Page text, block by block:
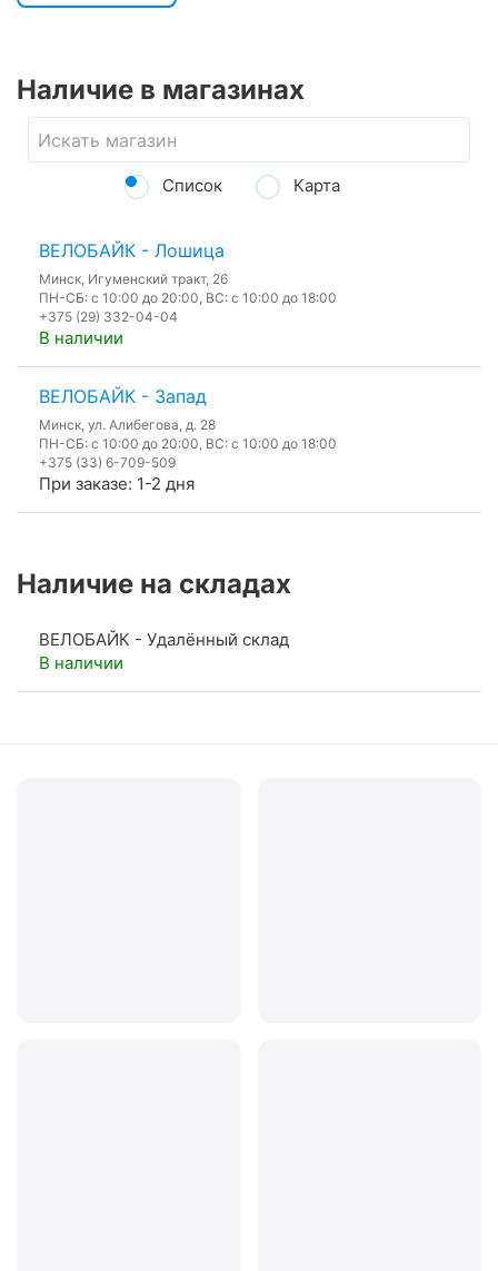
Наличие в магазинах
Список Карта
ВЕЛОБАЙК - Лошица
Минск, Игуменский тракт, 26
ПН-СБ: с 10:00 до 20:00, ВС: с 10:00 до 18:00
+375 (29) 332-04-04
В наличии
ВЕЛОБАЙК - Запад
Минск, ул. Алибегова, д. 28
ПН-СБ: с 10:00 до 20:00, ВС: с 10:00 до 18:00
+375 (33) 6-709-509
При заказе: 1-2 дня
Наличие на складах
ВЕЛОБАЙК - Удалённый склад
В наличии